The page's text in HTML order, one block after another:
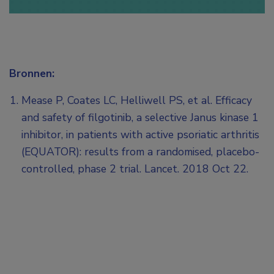
Bronnen:
Mease P, Coates LC, Helliwell PS, et al. Efficacy
and safety of filgotinib, a selective Janus kinase 1
inhibitor, in patients with active psoriatic arthritis
(EQUATOR): results from a randomised, placebo-
controlled, phase 2 trial. Lancet. 2018 Oct 22.